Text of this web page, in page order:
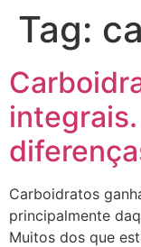
Tag:
Carboidratos
principalmente
Muitos dos que